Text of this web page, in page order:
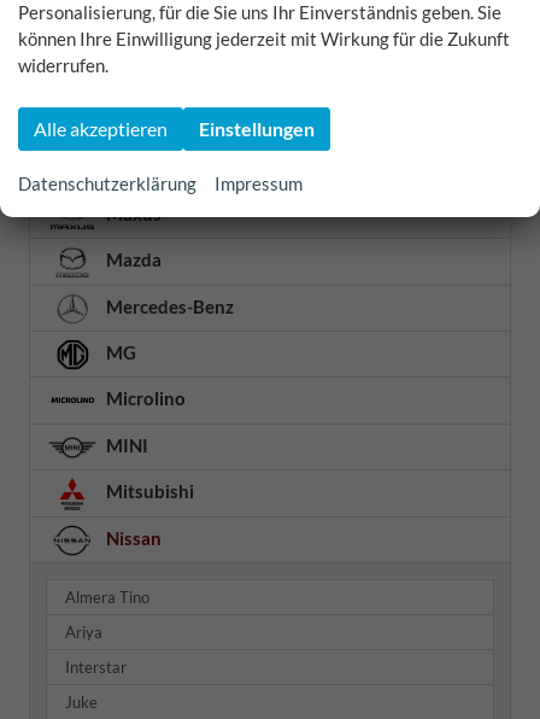
Land Rover
Lexus
Lynk & Co
Maxus
Mazda
Mercedes-Benz
MG
Microlino
MINI
Mitsubishi
Nissan
Almera Tino
Ariya
Interstar
Juke
Personalisierung, für die Sie uns Ihr Einverständnis geben. Sie
können Ihre Einwilligung jederzeit mit Wirkung für die Zukunft
widerrufen.
Alle akzeptieren Einstellungen
Datenschutzerklärung Impressum